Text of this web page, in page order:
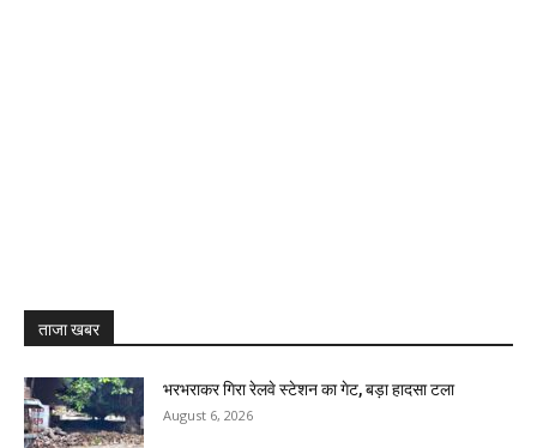
ताजा खबर
भरभराकर गिरा रेलवे स्टेशन का गेट, बड़ा हादसा टला
August 6, 2026